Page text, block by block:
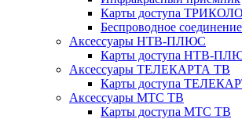
Карты доступа
Беспроводное
Аксессуары НТВ-ПЛЮС
Карты доступа НТВ-
Аксессуары ТЕЛЕКАРТА ТВ
Карты доступа
Аксессуары МТС ТВ
Карты доступа МТС ТВ